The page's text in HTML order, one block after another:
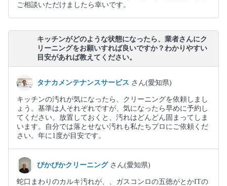
ご相談いただけましたら幸いです。
キッチンがどのような状態になったら、業者さんにク
リーニングをお願いすれば良いですか？わかりやすい
目安があれば教えてください。
タナカメンテナンスサービス さん(愛知県)
キッチンの汚れが気になったら、クリーニングを依頼しまし
ょう。基準は人それぞれですが、気になったら早めに予約し
てください。放置しておくと、汚れはどんどん固まってしま
います。自分では落とせない汚れも私たちプロにご依頼くだ
さい。年に1度が目安です。
ぴかぴかクリーニング さん(愛知県)
蛇口まわりのカルキ汚れが、、ガスコンロの五徳がとかITの